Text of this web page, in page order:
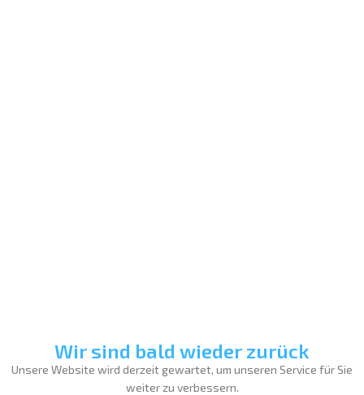
Wir sind bald wieder zurück
Unsere Website wird derzeit gewartet, um unseren Service für Sie
weiter zu verbessern.